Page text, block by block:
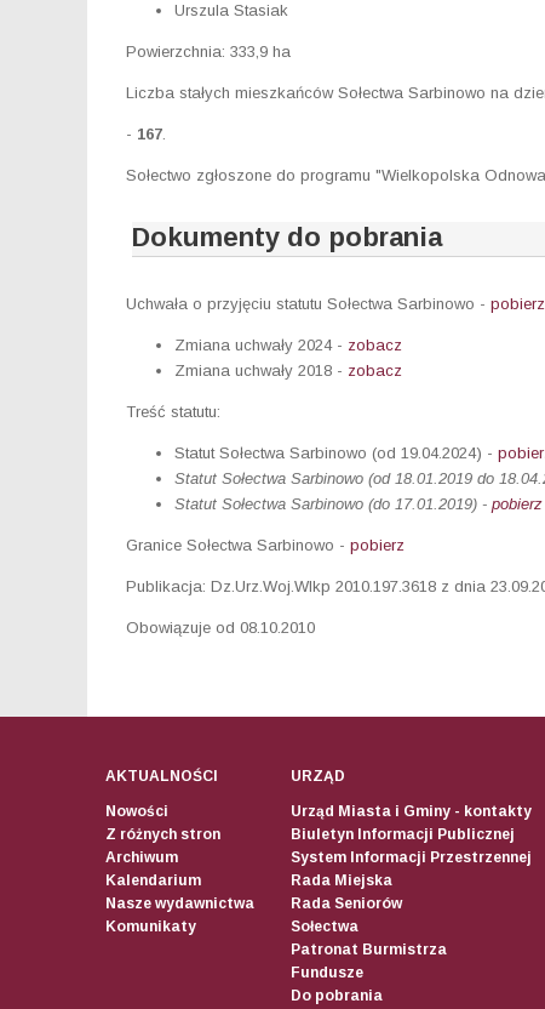
Urszula Stasiak
Powierzchnia: 333,9 ha
Liczba stałych mieszkańców Sołectwa Sarbinowo na
- 167.
Sołectwo zgłoszone do programu "Wielkopolska
Dokumenty do pobrania
Uchwała o przyjęciu statutu Sołectwa Sarbinowo - pobierz
Zmiana uchwały 2024 - zobacz
Zmiana uchwały 2018 - zobacz
Treść statutu:
Statut Sołectwa Sarbinowo (od 19.04.2024) -
Statut Sołectwa Sarbinowo (od 18.01.2019 do
Statut Sołectwa Sarbinowo (do 17.01.2019) - pobierz
Granice Sołectwa Sarbinowo - pobierz
Publikacja: Dz.Urz.Woj.Wlkp 2010.197.3618 z dnia
Obowiązuje od 08.10.2010
AKTUALNOŚCI
Nowości
Z różnych stron
Archiwum
Kalendarium
Nasze wydawnictwa
Komunikaty
URZĄD
Urząd Miasta i Gminy - kontakty
Biuletyn Informacji Publicznej
System Informacji Przestrzennej
Rada Miejska
Rada Seniorów
Sołectwa
Patronat Burmistrza
Fundusze
Do pobrania